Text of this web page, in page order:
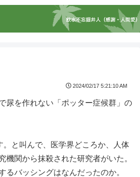
2024/02/17 5:21:10 AM
尿を作れない「ポッター症候群」の
。と叫んで、医学界どころか、人体
機関から抹殺された研究者がいた。
るバッシングはなんだったのか。